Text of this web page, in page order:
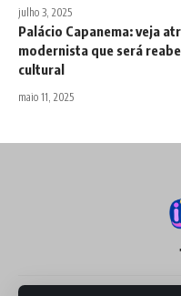
julho 3, 2025
Palácio Capanema: veja
modernista que será
cultural
maio 11, 2025